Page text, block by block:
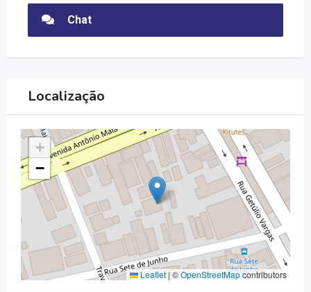
Chat
Localização
+
−
Leaflet | ©OpenStreetMapcontributors